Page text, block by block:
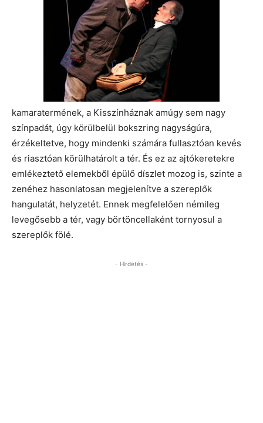
kamaratermének, a Kisszínháznak amúgy sem nagy
színpadát, úgy körülbelül bokszring nagyságúra,
érzékeltetve, hogy mindenki számára fullasztóan kevés
és riasztóan körülhatárolt a tér. És ez az ajtókeretekre
emlékeztető elemekből épülő díszlet mozog is, szinte a
zenéhez hasonlatosan megjelenítve a szereplők
hangulatát, helyzetét. Ennek megfelelően némileg
levegősebb a tér, vagy börtöncellaként tornyosul a
szereplők fölé.
- Hirdetés -